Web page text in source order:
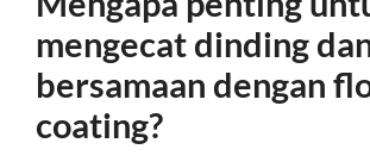
mengecat dinding
bersamaan dengan
coating?